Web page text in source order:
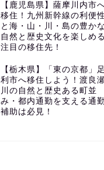
【鹿児島県】薩摩川内市
移住！九州新幹線の利便性
と海・山・川・島の豊かな
自然と歴史文化を楽しめる
注目の移住先！
【栃木県】「東の京都」足
利市へ移住しよう！渡良瀬
川の自然と歴史ある町並
み・都内通勤を支える通勤
補助は必見！